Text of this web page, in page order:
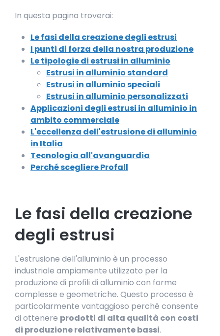
In questa pagina troverai:
Le fasi della creazione degli estrusi
I punti di forza della nostra produzione
Le tipologie di estrusi in alluminio
Estrusi in alluminio standard
Estrusi in alluminio speciali
Estrusi in alluminio personalizzati
Applicazioni degli estrusi in alluminio in
ambito commerciale
L'eccellenza dell'estrusione di alluminio
in Italia
Tecnologia all'avanguardia
Perché scegliere Profall
Le fasi della creazione
degli estrusi
L'estrusione dell'alluminio è un processo
industriale ampiamente utilizzato per la
produzione di profili di alluminio con forme
complesse e geometriche. Questo processo è
particolarmente vantaggioso perché consente
di ottenere prodotti di alta qualità con costi
di produzione relativamente bassi.